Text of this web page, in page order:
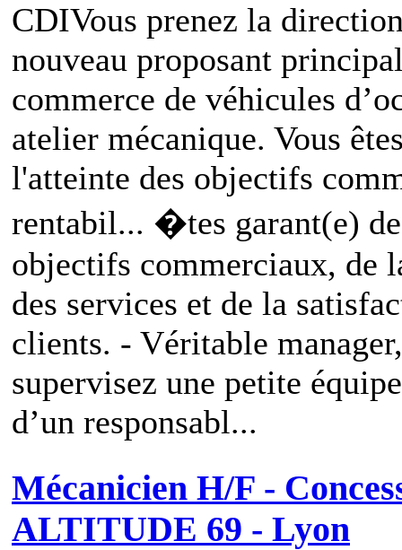
CDIVous prenez la
nouveau proposant
commerce de véhicules
atelier mécanique. Vous
l'atteinte des objectifs
rentabil... �tes garant(e)
objectifs commerciaux, de
des services et de la
clients. - Véritable
supervisez une petite
d’un responsabl...
Mécanicien H/F -
ALTITUDE 69 - Lyon